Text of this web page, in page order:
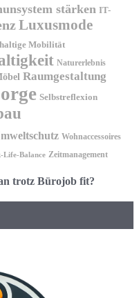
stärken IT-
Luxusmode
Mobilität
Naturerlebnis
Raumgestaltung
Selbstreflexion
Wohnaccessoires
Life-Balance Zeitmanagement
trotz Bürojob fit?